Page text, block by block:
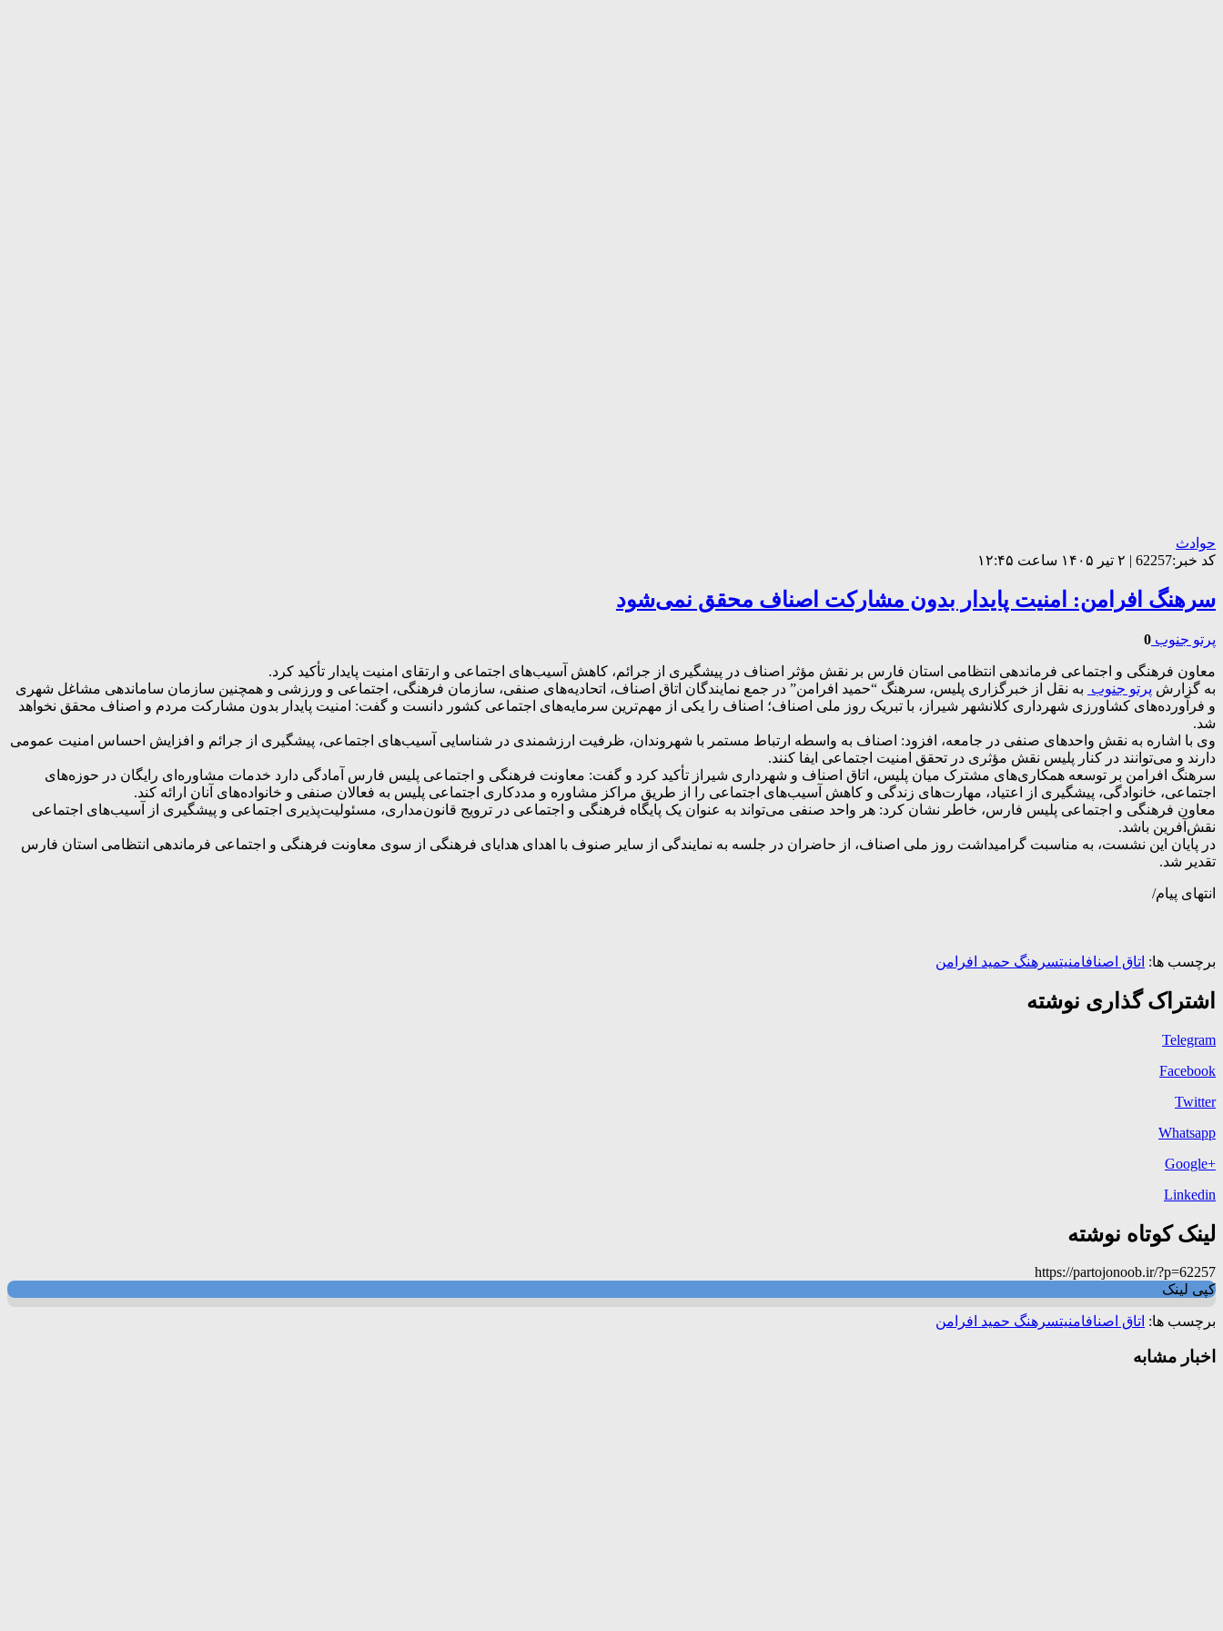
حوادث
کد خبر:62257 | ۲ تیر ۱۴۰۵ ساعت ۱۲:۴۵
سرهنگ افرامن: امنیت پایدار بدون مشارکت اصناف محقق نمی‌شود
پرتو جنوب 0
معاون فرهنگی و اجتماعی فرماندهی انتظامی استان فارس بر نقش مؤثر اصناف در پیشگیری از جرائم، کاهش آسیب‌های اجتماعی و ارتقای امنیت پایدار تأکید کرد.
به گزارش پرتو جنوب به نقل از خبرگزاری پلیس، سرهنگ “حمید افرامن” در جمع نمایندگان اتاق اصناف، اتحادیه‌های صنفی، سازمان فرهنگی، اجتماعی و ورزشی و همچنین سازمان ساماندهی مشاغل شهری
و فرآورده‌های کشاورزی شهرداری کلانشهر شیراز، با تبریک روز ملی اصناف؛ اصناف را یکی از مهم‌ترین سرمایه‌های اجتماعی کشور دانست و گفت: امنیت پایدار بدون مشارکت مردم و اصناف محقق نخواهد
شد.
وی با اشاره به نقش واحدهای صنفی در جامعه، افزود: اصناف به واسطه ارتباط مستمر با شهروندان، ظرفیت ارزشمندی در شناسایی آسیب‌های اجتماعی، پیشگیری از جرائم و افزایش احساس امنیت عمومی
دارند و می‌توانند در کنار پلیس نقش مؤثری در تحقق امنیت اجتماعی ایفا کنند.
سرهنگ افرامن بر توسعه همکاری‌های مشترک میان پلیس، اتاق اصناف و شهرداری شیراز تأکید کرد و گفت: معاونت فرهنگی و اجتماعی پلیس فارس آمادگی دارد خدمات مشاوره‌ای رایگان در حوزه‌های
اجتماعی، خانوادگی، پیشگیری از اعتیاد، مهارت‌های زندگی و کاهش آسیب‌های اجتماعی را از طریق مراکز مشاوره و مددکاری اجتماعی پلیس به فعالان صنفی و خانواده‌های آنان ارائه کند.
معاون فرهنگی و اجتماعی پلیس فارس، خاطر نشان کرد: هر واحد صنفی می‌تواند به عنوان یک پایگاه فرهنگی و اجتماعی در ترویج قانون‌مداری، مسئولیت‌پذیری اجتماعی و پیشگیری از آسیب‌های اجتماعی
نقش‌آفرین باشد.
در پایان این نشست، به مناسبت گرامیداشت روز ملی اصناف، از حاضران در جلسه به نمایندگی از سایر صنوف با اهدای هدایای فرهنگی از سوی معاونت فرهنگی و اجتماعی فرماندهی انتظامی استان فارس
تقدیر شد.
انتهای پیام/
برچسب ها: اتاق اصنافامنیتسرهنگ حمید افرامن
اشتراک گذاری نوشته
Telegram
Facebook
Twitter
Whatsapp
+Google
Linkedin
لینک کوتاه نوشته
https://partojonoob.ir/?p=62257
کپی لینک
برچسب ها: اتاق اصنافامنیتسرهنگ حمید افرامن
اخبار مشابه